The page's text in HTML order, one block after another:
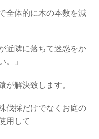
全体的に木の本数を減
近隣に落ちて迷惑をか
。」
が解決致します。
伐採だけでなくお庭の
用して